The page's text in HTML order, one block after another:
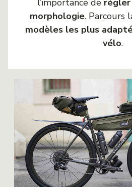
l’importance de régler
morphologie. Parcours
modèles les plus
vélo.